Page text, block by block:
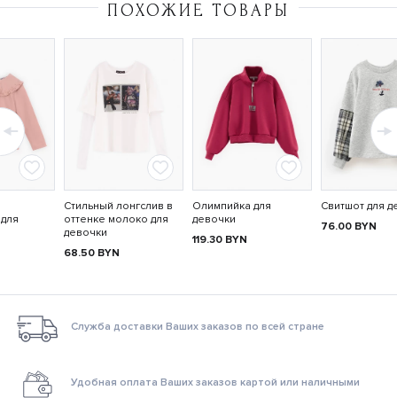
ПОХОЖИЕ ТОВАРЫ
Стильный лонгслив в
оттенке молоко для
девочки
68.50 BYN
Олимпийка для
девочки
119.30 BYN
Свитшот для
76.00 BYN
Служба доставки Ваших заказов по всей стране
Удобная оплата Ваших заказов картой или наличными